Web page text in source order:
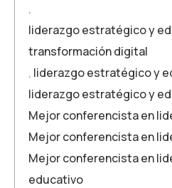
,
liderazgo estratégico y
transformación digital
, liderazgo estratégico y
liderazgo estratégico y
Mejor conferencista en
Mejor conferencista en
Mejor conferencista en
educativo